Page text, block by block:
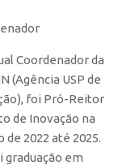
Coordenador da
(Agência USP de
foi Pró-Reitor
de Inovação na
de 2022 até 2025.
graduação em